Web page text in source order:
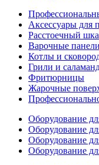
Аксессуары для
Расстоечный
Варочные
Котлы и
Грили и
Фритюрницы
Жарочные
Оборудование
Оборудование
Оборудование
Оборудование